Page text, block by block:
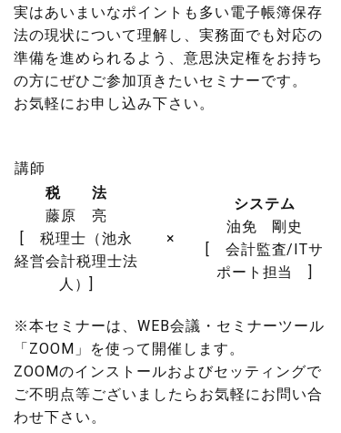
実はあいまいなポイントも多い電子帳簿保存
法の現状について理解し、実務面でも対応の
準備を進められるよう、意思決定権をお持ち
の方にぜひご参加頂きたいセミナーです。
お気軽にお申し込み下さい。
講師
税 法
藤原 亮
[ 税理士（池永
経営会計税理士法
人）]
×
システム
油免 剛史
[ 会計監査/ITサ
ポート担当 ]
※本セミナーは、WEB会議・セミナーツール
「ZOOM」を使って開催します。
ZOOMのインストールおよびセッティングで
ご不明点等ございましたらお気軽にお問い合
わせ下さい。